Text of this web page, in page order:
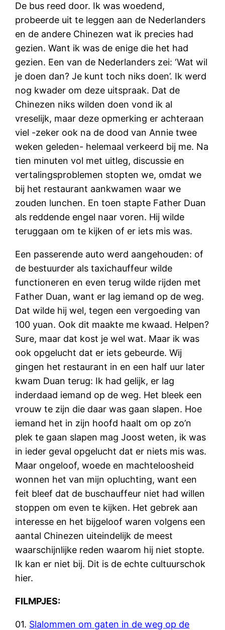
De bus reed door. Ik was woedend,
probeerde uit te leggen aan de Nederlanders
en de andere Chinezen wat ik precies had
gezien. Want ik was de enige die het had
gezien. Een van de Nederlanders zei: ‘Wat wil
je doen dan? Je kunt toch niks doen’. Ik werd
nog kwader om deze uitspraak. Dat de
Chinezen niks wilden doen vond ik al
vreselijk, maar deze opmerking er achteraan
viel -zeker ook na de dood van Annie twee
weken geleden- helemaal verkeerd bij me. Na
tien minuten vol met uitleg, discussie en
vertalingsproblemen stopten we, omdat we
bij het restaurant aankwamen waar we
zouden lunchen. En toen stapte Father Duan
als reddende engel naar voren. Hij wilde
teruggaan om te kijken of er iets mis was.
Een passerende auto werd aangehouden: of
de bestuurder als taxichauffeur wilde
functioneren en even terug wilde rijden met
Father Duan, want er lag iemand op de weg.
Dat wilde hij wel, tegen een vergoeding van
100 yuan. Ook dit maakte me kwaad. Helpen?
Sure, maar dat kost je wel wat. Maar ik was
ook opgelucht dat er iets gebeurde. Wij
gingen het restaurant in en een half uur later
kwam Duan terug: Ik had gelijk, er lag
inderdaad iemand op de weg. Het bleek een
vrouw te zijn die daar was gaan slapen. Hoe
iemand het in zijn hoofd haalt om op zo’n
plek te gaan slapen mag Joost weten, ik was
in ieder geval opgelucht dat er niets mis was.
Maar ongeloof, woede en machteloosheid
wonnen het van mijn opluchting, want een
feit bleef dat de buschauffeur niet had willen
stoppen om even te kijken. Het gebrek aan
interesse en het bijgeloof waren volgens een
aantal Chinezen uiteindelijk de meest
waarschijnlijke reden waarom hij niet stopte.
Ik kan er niet bij. Dit is de echte cultuurschok
hier.
FILMPJES:
01. Slalommen om gaten in de weg op de